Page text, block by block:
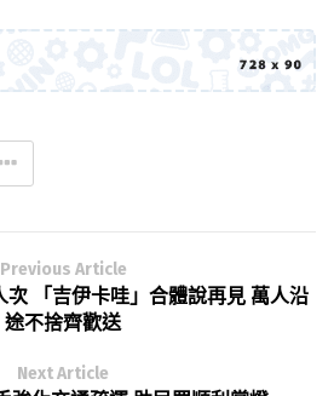
Previous Article
「吉伊卡哇」合體說再見 萬人沿
途不捨齊歡送
Next Article